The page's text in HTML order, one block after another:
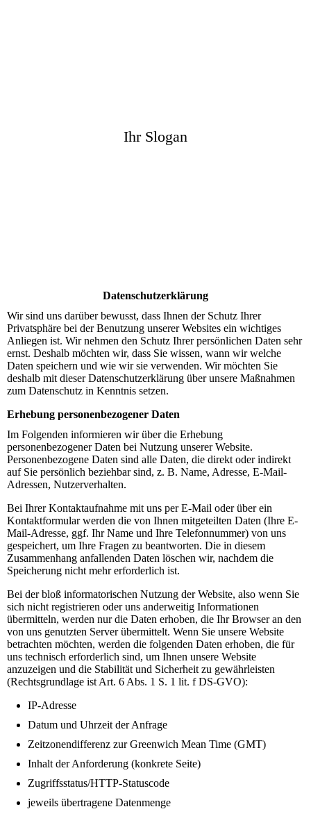
Ihr Slogan
Datenschutzerklärung
Wir sind uns darüber bewusst, dass Ihnen der Schutz Ihrer
Privatsphäre bei der Benutzung unserer Websites ein wichtiges
Anliegen ist. Wir nehmen den Schutz Ihrer persönlichen Daten sehr
ernst. Deshalb möchten wir, dass Sie wissen, wann wir welche
Daten speichern und wie wir sie verwenden. Wir möchten Sie
deshalb mit dieser Datenschutzerklärung über unsere Maßnahmen
zum Datenschutz in Kenntnis setzen.
Erhebung personenbezogener Daten
Im Folgenden informieren wir über die Erhebung
personenbezogener Daten bei Nutzung unserer Website.
Personenbezogene Daten sind alle Daten, die direkt oder indirekt
auf Sie persönlich beziehbar sind, z. B. Name, Adresse, E-Mail-
Adressen, Nutzerverhalten.
Bei Ihrer Kontaktaufnahme mit uns per E-Mail oder über ein
Kontaktformular werden die von Ihnen mitgeteilten Daten (Ihre E-
Mail-Adresse, ggf. Ihr Name und Ihre Telefonnummer) von uns
gespeichert, um Ihre Fragen zu beantworten. Die in diesem
Zusammenhang anfallenden Daten löschen wir, nachdem die
Speicherung nicht mehr erforderlich ist.
Bei der bloß informatorischen Nutzung der Website, also wenn Sie
sich nicht registrieren oder uns anderweitig Informationen
übermitteln, werden nur die Daten erhoben, die Ihr Browser an den
von uns genutzten Server übermittelt. Wenn Sie unsere Website
betrachten möchten, werden die folgenden Daten erhoben, die für
uns technisch erforderlich sind, um Ihnen unsere Website
anzuzeigen und die Stabilität und Sicherheit zu gewährleisten
(Rechtsgrundlage ist Art. 6 Abs. 1 S. 1 lit. f DS-GVO):
IP-Adresse
Datum und Uhrzeit der Anfrage
Zeitzonendifferenz zur Greenwich Mean Time (GMT)
Inhalt der Anforderung (konkrete Seite)
Zugriffsstatus/HTTP-Statuscode
jeweils übertragene Datenmenge